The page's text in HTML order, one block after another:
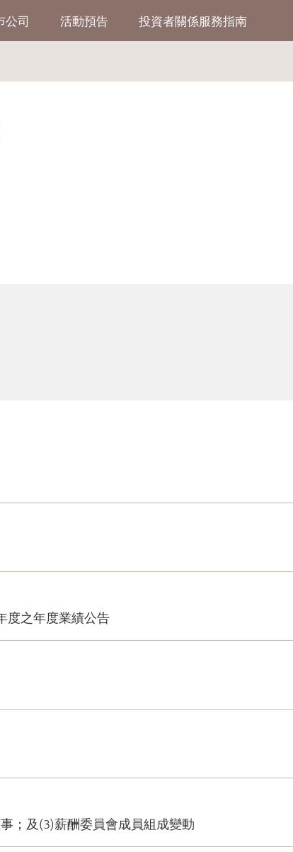
公司 活動預告 投資者關係服務指南